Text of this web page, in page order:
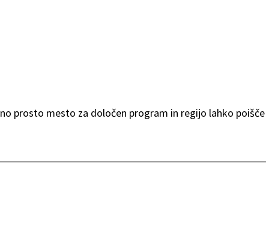
prosto mesto za določen program in regijo lahko